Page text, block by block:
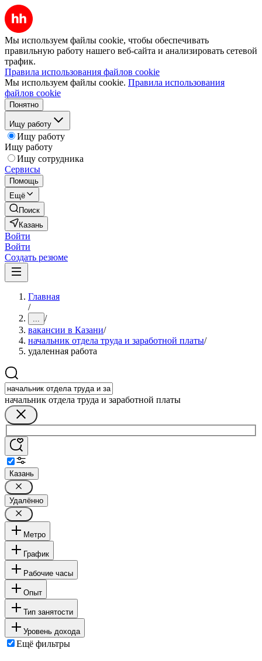
Мы используем файлы cookie, чтобы обеспечивать
правильную работу нашего веб-сайта и анализировать сетевой
трафик.
Правила использования файлов cookie
Мы используем файлы cookie. Правила использования
файлов cookie
Понятно
Ищу работу
Ищу работу
Ищу работу
Ищу сотрудника
Сервисы
Помощь
Ещё
Поиск
Казань
Войти
Войти
Создать резюме
Главная
/
... /
вакансии в Казани/
начальник отдела труда и заработной платы/
удаленная работа
начальник отдела труда и заработной платы
Казань
Удалённо
Метро
График
Рабочие часы
Опыт
Тип занятости
Уровень дохода
Ещё фильтры